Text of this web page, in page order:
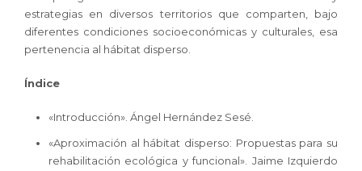
estrategias en diversos territorios que comparten, bajo
diferentes condiciones socioeconómicas y culturales, esa
pertenencia al hábitat disperso.
Índice
«Introducción». Ángel Hernández Sesé.
«Aproximación al hábitat disperso: Propuestas para su
rehabilitación ecológica y funcional». Jaime Izquierdo